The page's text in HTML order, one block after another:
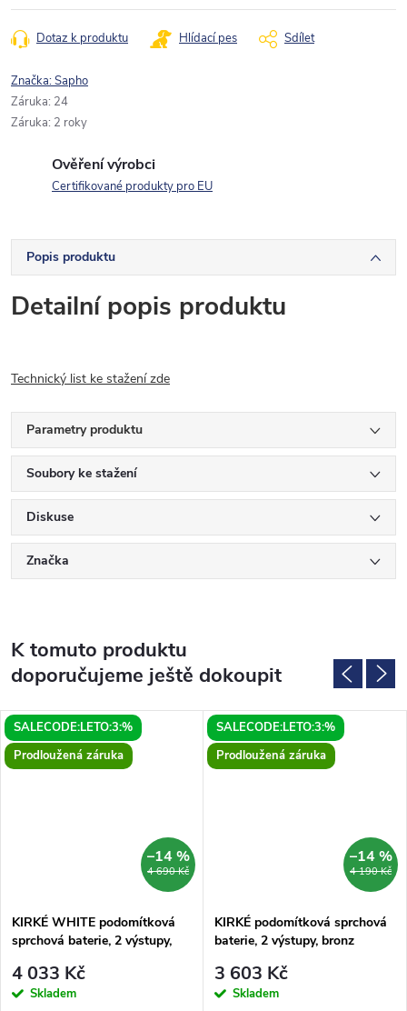
Dotaz k produktu Hlídací pes Sdílet
Značka:Sapho
Záruka: 24
Záruka: 2 roky
Ověření výrobci
Certifikované produkty pro EU
Popis produktu
Detailní popis produktu
Technický list ke stažení zde
Parametry produktu
Soubory ke stažení
Diskuse
Značka
K tomuto produktu
doporučujeme ještě dokoupit
SALECODE:LETO:3:%
Prodloužená záruka
4 690 Kč
–14 %
KIRKÉ WHITE podomítková
sprchová baterie, 2 výstupy,
4 033 Kč
Skladem
SALECODE:LETO:3:%
Prodloužená záruka
4 190 Kč
–14 %
KIRKÉ podomítková sprchová
baterie, 2 výstupy, bronz
3 603 Kč
Skladem